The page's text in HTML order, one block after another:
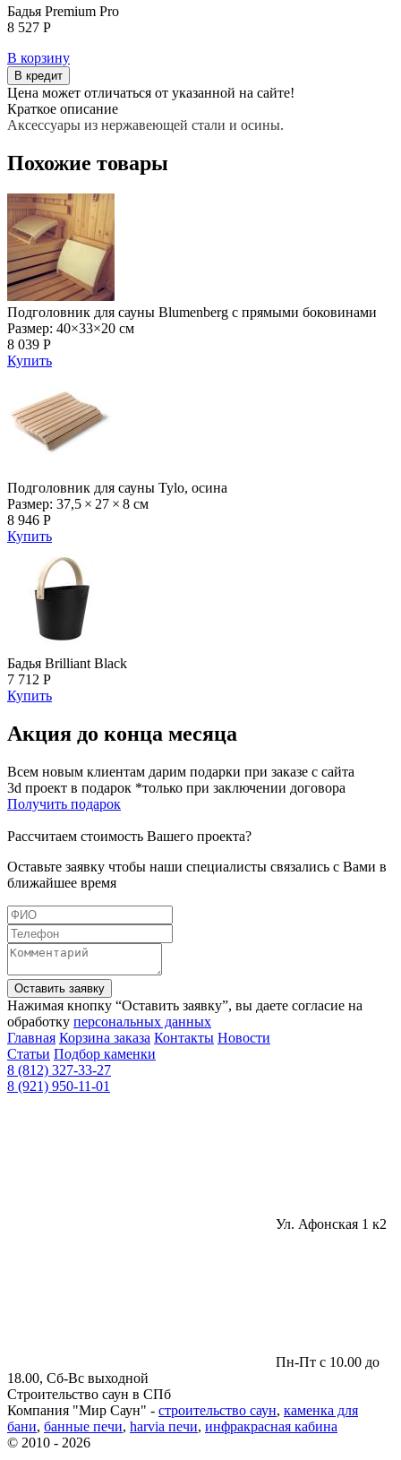
Бадья Premium Pro
8 527 Р
В корзину
В кредит
Цена может отличаться от указанной на сайте!
Краткое описание
Аксессуары из нержавеющей стали и осины.
Похожие товары
Подголовник для сауны Blumenberg с прямыми боковинами
Размер: 40×33×20 см
8 039 Р
Купить
Подголовник для сауны Tylo, осина
Размер: 37,5 × 27 × 8 cм
8 946 Р
Купить
Бадья Brilliant Black
7 712 Р
Купить
Акция до конца месяца
Всем новым клиентам дарим подарки при заказе с сайта
3d проект в подарок *только при заключении договора
Получить подарок
Рассчитаем стоимость Вашего проекта?
Оставьте заявку чтобы наши специалисты связались с Вами в
ближайшее время
Оставить заявку
Нажимая кнопку “Оставить заявку”, вы даете согласие на
обработку персональных данных
Главная Корзина заказа Контакты Новости
Статьи Подбор каменки
8 (812) 327-33-27
8 (921) 950-11-01
Ул. Афонская 1 к2
Пн-Пт с 10.00 до
18.00, Сб-Вс выходной
Строительство саун в СПб
Компания "Мир Саун" - строительство саун, каменка для
бани, банные печи, harvia печи, инфракрасная кабина
© 2010 - 2026